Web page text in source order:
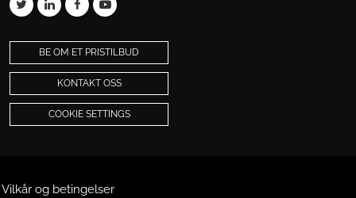
BE OM ET PRISTILBUD
KONTAKT OSS
COOKIE SETTINGS
Vilkår og betingelser